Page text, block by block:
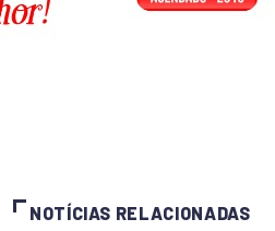
NOTÍCIAS RELACIONADAS